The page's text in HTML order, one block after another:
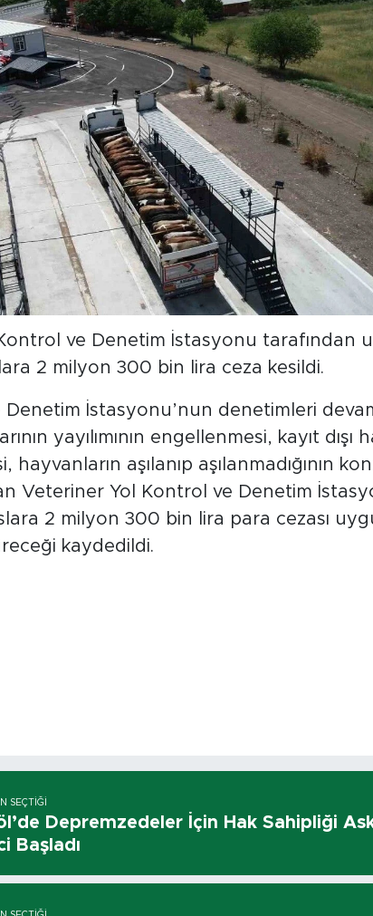
ve Denetim İstasyonu tarafından
2 milyon 300 bin lira ceza kesildi.
İstasyonu’nun denetimleri
yayılımının engellenmesi, kayıt dışı
aşılanıp aşılanmadığının
Veteriner Yol Kontrol ve Denetim
2 milyon 300 bin lira para cezası
kaydedildi.
SEÇTIĞI
Depremzedeler İçin Hak Sahipliği
Başladı